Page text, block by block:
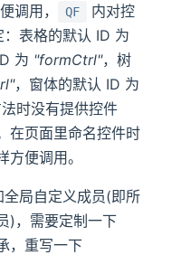
调用，
QF
内对控
表格的默认 ID 为
为 "formCtrl"，树
，窗体的默认 ID 为
时没有提供控件
在页面里命名控件时
便调用。
全局自定义成员(即所
)，需要定制一下
，重写一下